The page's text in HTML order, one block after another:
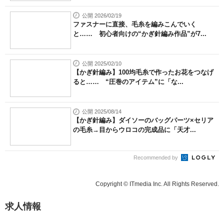
公開 2026/02/19
ファスナーに直接、毛糸を編みこんでいく
と…… 初心者向けの“かぎ針編み作品”が7...
公開 2025/02/10
【かぎ針編み】100均毛糸で作ったお花をつなげ
ると…… “圧巻のアイテム”に「な...
公開 2025/08/14
【かぎ針編み】ダイソーのバッグパーツ×セリア
の毛糸→目からウロコの完成品に「天才...
Recommended by
Copyright © ITmedia Inc. All Rights Reserved.
求人情報